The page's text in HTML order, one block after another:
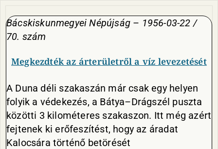
Bácskiskunmegyei Népújság – 1956-03-22 /
70. szám
Megkezdték az árterületről a víz levezetését
A Duna déli szakaszán már csak egy helyen
folyik a védekezés, a Bátya–Drágszél puszta
közötti 3 kilométeres szakaszon. Itt még azért
fejtenek ki erőfeszítést, hogy az áradat
Kalocsára történő betörését